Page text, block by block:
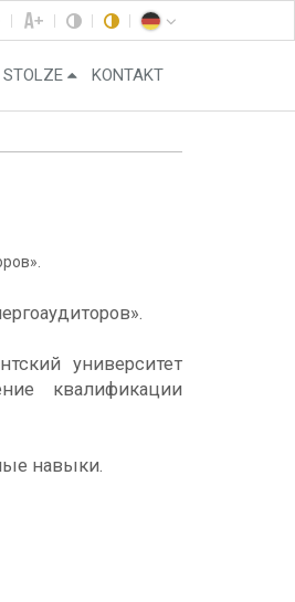
STOLZE KONTAKT
университет
квалификации
навыки.